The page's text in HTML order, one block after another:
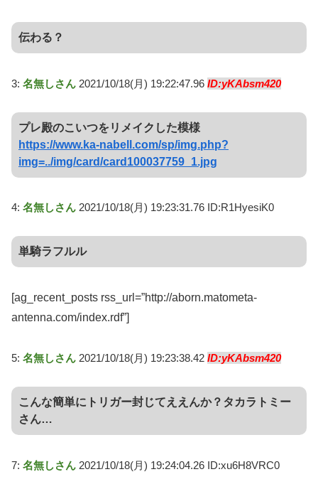
伝わる？
3: 名無しさん 2021/10/18(月) 19:22:47.96 ID:yKAbsm420
プレ殿のこいつをリメイクした模様
https://www.ka-nabell.com/sp/img.php?
img=../img/card/card100037759_1.jpg
4: 名無しさん 2021/10/18(月) 19:23:31.76 ID:R1HyesiK0
単騎ラフルル
[ag_recent_posts rss_url=”http://aborn.matometa-
antenna.com/index.rdf”]
5: 名無しさん 2021/10/18(月) 19:23:38.42 ID:yKAbsm420
こんな簡単にトリガー封じてええんか？タカラトミー
さん…
7: 名無しさん 2021/10/18(月) 19:24:04.26 ID:xu6H8VRC0